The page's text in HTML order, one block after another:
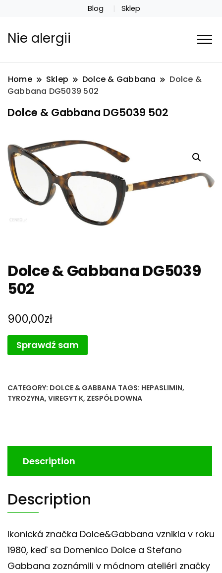
Blog Sklep
Nie alergii
Home Sklep Dolce & Gabbana
Dolce &
Gabbana DG5039 502
Dolce & Gabbana DG5039 502
Dolce & Gabbana DG5039
502
900,00zł
Sprawdź sam
CATEGORY: DOLCE & GABBANA TAGS: HEPASLIMIN,
TYROZYNA, VIREGYT K, ZESPÓŁ DOWNA
Description
Description
Ikonická značka Dolce&Gabbana vznikla v roku
1980, keď sa Domenico Dolce a Stefano
Gabbana zoznámili v módnom ateliéri značky